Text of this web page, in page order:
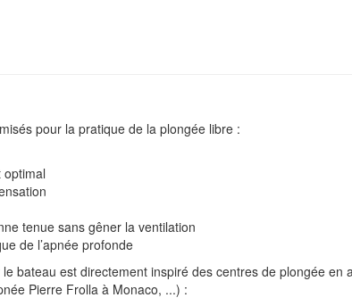
pour la pratique de la plongée libre :
optimal
tenue sans gêner la ventilation
de l’apnée profonde
bateau est directement inspiré des centres de plongée en
Pierre Frolla à Monaco, ...) :